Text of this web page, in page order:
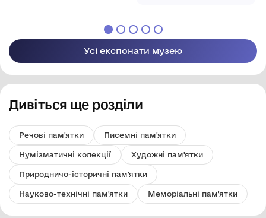
Усі експонати музею
Дивіться ще розділи
Речові пам'ятки Писемні пам'ятки
Нумізматичні колекції Художні пам'ятки
Природничо-історичні пам'ятки
Науково-технічні пам'ятки Меморіальні пам'ятки